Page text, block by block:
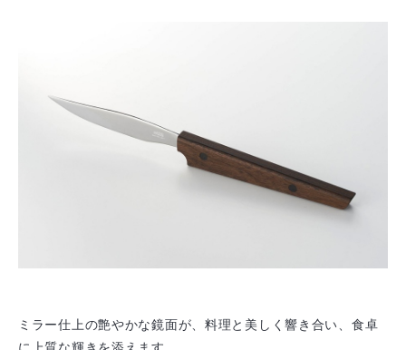
ミラー仕上の艶やかな鏡面が、料理と美しく響き合い、食卓
に上質な輝きを添えます。